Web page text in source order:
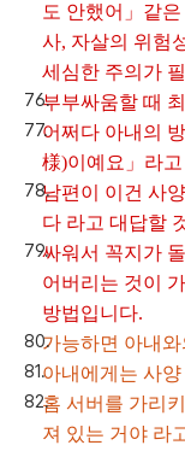
도 안했어」같
사, 자살의 위험
세심한 주의가
부부싸움할 때
어쩌다 아내의
様)이예요」라
남편이 이건 사
다 라고 대답할
싸워서 꼭지가
어버리는 것이
방법입니다.
가능하면 아내
아내에게는 사
홈 서버를 가리
져 있는 거야 라